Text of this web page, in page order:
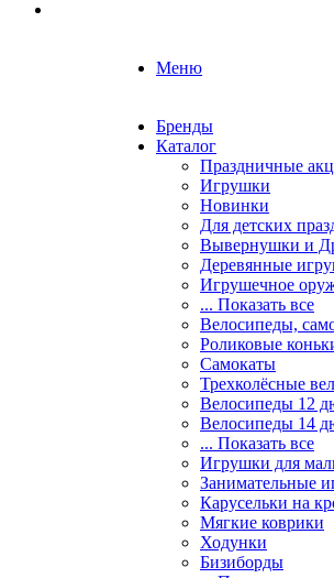
Меню
Бренды
Каталог
Праздничные
Игрушки
Новинки
Для детских
Вывернушки и
Деревянные
Игрушечное
... Показать все
Велосипеды,
Роликовые
Самокаты
Трехколёсные
Велосипеды 12
Велосипеды 14
... Показать все
Игрушки для
Занимательные
Карусельки на
Мягкие коврики
Ходунки
Бизиборды